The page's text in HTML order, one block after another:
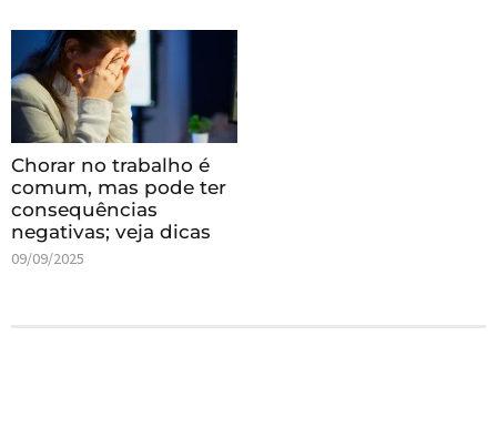
Chorar no trabalho é
comum, mas pode ter
consequências
negativas; veja dicas
09/09/2025